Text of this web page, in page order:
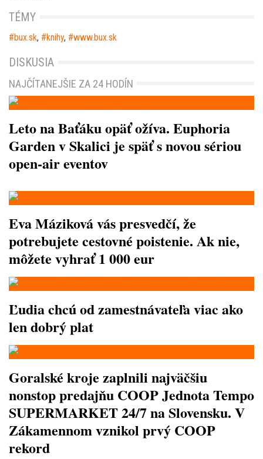
TÉMY
bux.sk, knihy, www.bux.sk
DISKUSIA
NAJČÍTANEJŠIE ZA 24 HODÍN
Leto na Baťáku opäť ožíva. Euphoria
Garden v Skalici je späť s novou sériou
open-air eventov
Eva Máziková vás presvedčí, že
potrebujete cestovné poistenie. Ak nie,
môžete vyhrať 1 000 eur
Ľudia chcú od zamestnávateľa viac ako
len dobrý plat
Goralské kroje zaplnili najväčšiu
nonstop predajňu COOP Jednota Tempo
SUPERMARKET 24/7 na Slovensku. V
Zákamennom vznikol prvý COOP
rekord